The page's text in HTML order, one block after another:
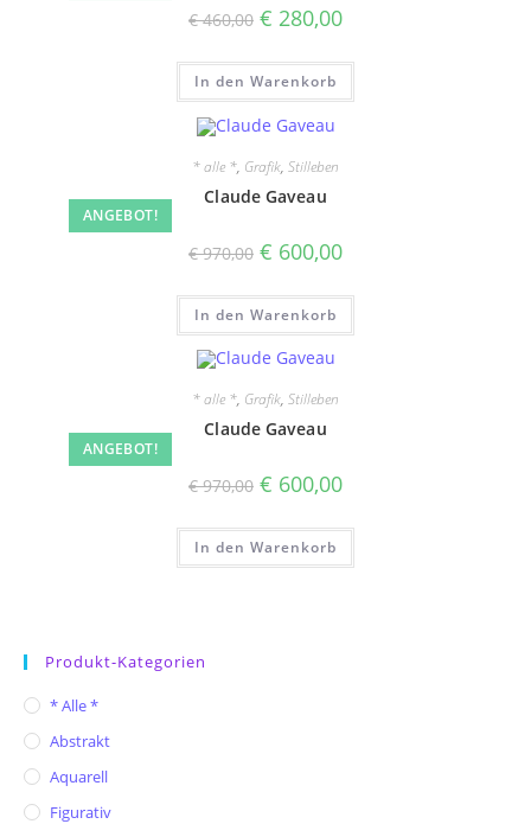
€460,00 Ursprünglicher
Preis
€ 460,00
€ 280,00Aktueller
€ 280,00.
In den Warenkorb
ANGEBOT!
* alle *, Grafik, Stilleben
Claude Gaveau
€970,00 Ursprünglicher
Preis
€ 970,00
€ 600,00Aktueller
€ 600,00.
In den Warenkorb
ANGEBOT!
* alle *, Grafik, Stilleben
Claude Gaveau
€970,00 Ursprünglicher
Preis
€ 970,00
€ 600,00Aktueller
€ 600,00.
In den Warenkorb
Produkt-Kategorien
* Alle *
Abstrakt
Aquarell
Figurativ